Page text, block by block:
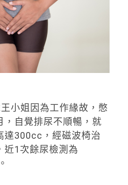
小姐因為工作緣故，憋
，自覺排尿不順暢，就
達300cc，經磁波椅治
近1次餘尿檢測為